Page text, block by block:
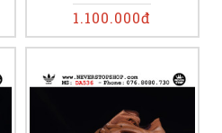
1.100.000đ